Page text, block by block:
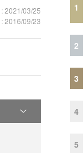
2021/03/25
2016/09/23
1
2
3
4
5